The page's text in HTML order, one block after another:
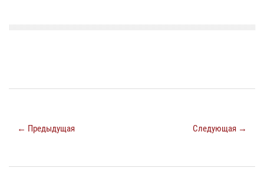
← Предыдущая Следующая →